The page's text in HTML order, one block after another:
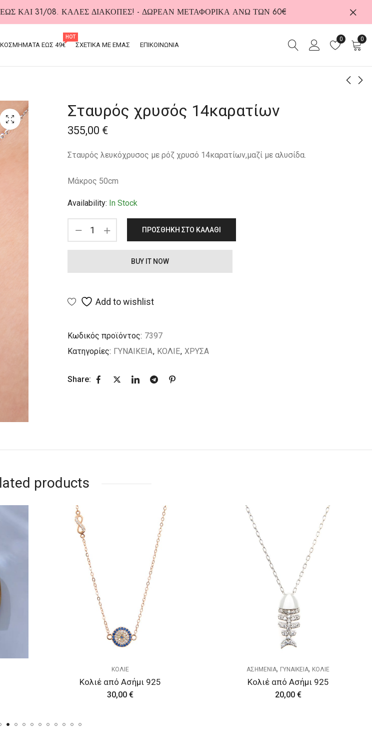
ΚΑΙ 31/08. ΚΑΛΕΣ ΔΙΑΚΟΠΕΣ! - ΔΩΡΕΑΝ ΜΕΤΑΦΟΡΙΚΑ ΑΝΩ ΤΩΝ 60€
ΚΟΣΜΗΜΑΤΑ ΕΩΣ 49€
HOT
ΣΧΕΤΙΚΑ ΜΕ ΕΜΑΣ ΕΠΙΚΟΙΝΩΝΙΑ
0 0
Σταυρός χρυσός 14καρατίων
355,00 €
Σταυρός λευκόχρυσος με ρόζ χρυσό 14καρατίων,μαζί με αλυσίδα.
Μάκρος 50cm
Availability: In Stock
ΠΡΟΣΘΉΚΗ ΣΤΟ ΚΑΛΆΘΙ
BUY IT NOW
Add to wishlist
Κωδικός προϊόντος: 7397
Κατηγορίες: ΓΥΝΑΙΚΕΙΑ, ΚΟΛΙΕ, ΧΡΥΣΑ
Share:
products
,ΓΥΝΑΙΚΕΙΑ
Κολιέ από Ασήμι 925
20,00 €
ΓΥΝΑΙΚΕΙΑ,ΚΟΛΙΕ
Κολιέ από ορείχαλκο
13,00 €